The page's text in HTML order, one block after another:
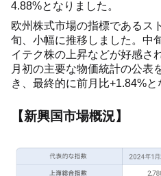
4.88%となりました。
欧州株式市場の指標であるス
旬、小幅に推移しました。中
イテク株の上昇などが好感さ
月初の主要な物価統計の公表
き、最終的に前月比+1.84%と
【新興国市場概況】